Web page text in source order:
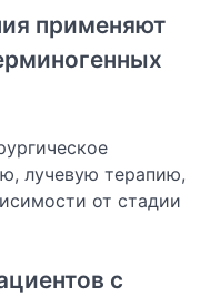
применяют
лучевую терапию,
от стадии
с